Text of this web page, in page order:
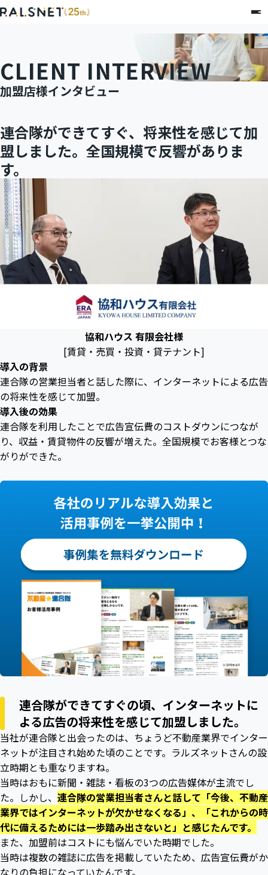
加盟店様インタビュー
CLIENT INTERVIEW
連合隊ができてすぐ、将来性を感じて加
盟しました。全国規模で反響がありま
す。
協和ハウス 有限会社様
[賃貸・売買・投資・貸テナント]
導入の背景
連合隊の営業担当者と話した際に、インターネットによる広告
の将来性を感じて加盟。
導入後の効果
連合隊を利用したことで広告宣伝費のコストダウンにつなが
り、収益・賃貸物件の反響が増えた。全国規模でお客様とつな
がりができた。
連合隊ができてすぐの頃、インターネットに
よる広告の将来性を感じて加盟しました。
当社が連合隊と出会ったのは、ちょうど不動産業界でインター
ネットが注目され始めた頃のことです。ラルズネットさんの設
立時期とも重なりますね。
当時はおもに新聞・雑誌・看板の3つの広告媒体が主流でし
た。しかし、 連合隊の営業担当者さんと話して「今後、不動産
業界ではインターネットが欠かせなくなる」、「これからの時
代に備えるためには一歩踏み出さないと」と感じたんです。
また、加盟前はコストにも悩んでいた時期でした。
当時は複数の雑誌に広告を掲載していたため、広告宣伝費がか
なりの負担になっていたんです。